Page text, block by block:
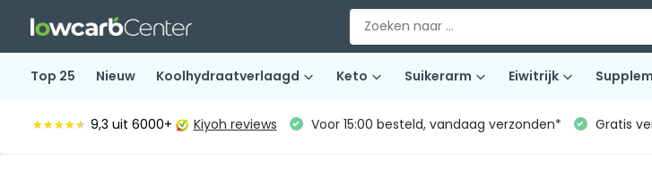
Top 25 Nieuw Koolhydraatverlaagd Keto Suikerarm Eiwitrijk
★★★★★
★★★★★ 9,3 uit 6000+ Kiyoh reviews Voor 15:00 besteld, vandaag verzonden* Gratis